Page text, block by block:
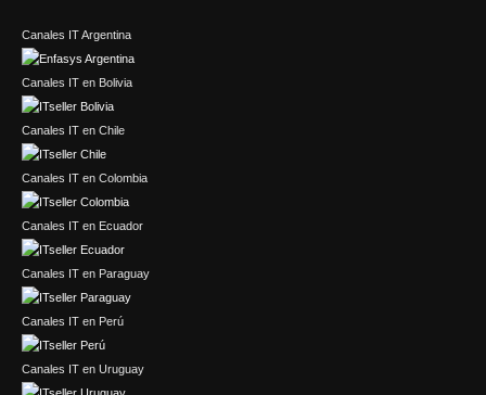
Canales IT Argentina
Canales IT en Bolivia
Canales IT en Chile
Canales IT en Colombia
Canales IT en Ecuador
Canales IT en Paraguay
Canales IT en Perú
Canales IT en Uruguay